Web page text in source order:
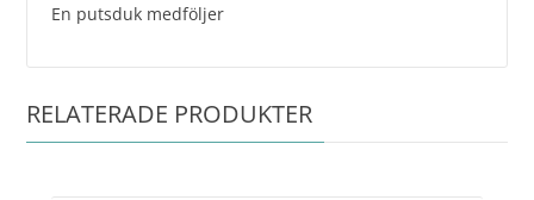
En putsduk medföljer
RELATERADE PRODUKTER